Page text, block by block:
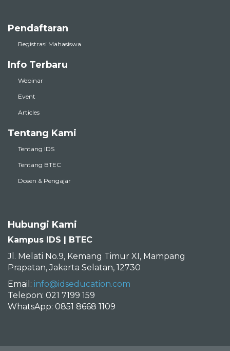
Pendaftaran
Registrasi Mahasiswa
Info Terbaru
Webinar
Event
Articles
Tentang Kami
Tentang IDS
Tentang BTEC
Dosen & Pengajar
Hubungi Kami
Kampus IDS | BTEC
Jl. Melati No.9, Kemang Timur XI, Mampang
Prapatan, Jakarta Selatan, 12730
Email: info@idseducation.com
Telepon: 021 7199 159
WhatsApp: 0851 8668 1109